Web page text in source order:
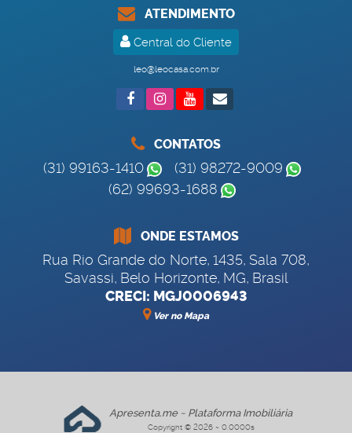
ATENDIMENTO
Central do Cliente
leo@leocasa.com.br
CONTATOS
(31) 99163-1410
(31) 98272-9009
(62) 99693-1688
ONDE ESTAMOS
Rua Rio Grande do Norte, 1435, Sala 708,
Savassi, Belo Horizonte, MG, Brasil
CRECI: MGJ0006943
Ver no Mapa
Apresenta.me ~ Plataforma Imobiliária
Copyright © 2026 ~ 0.0000s